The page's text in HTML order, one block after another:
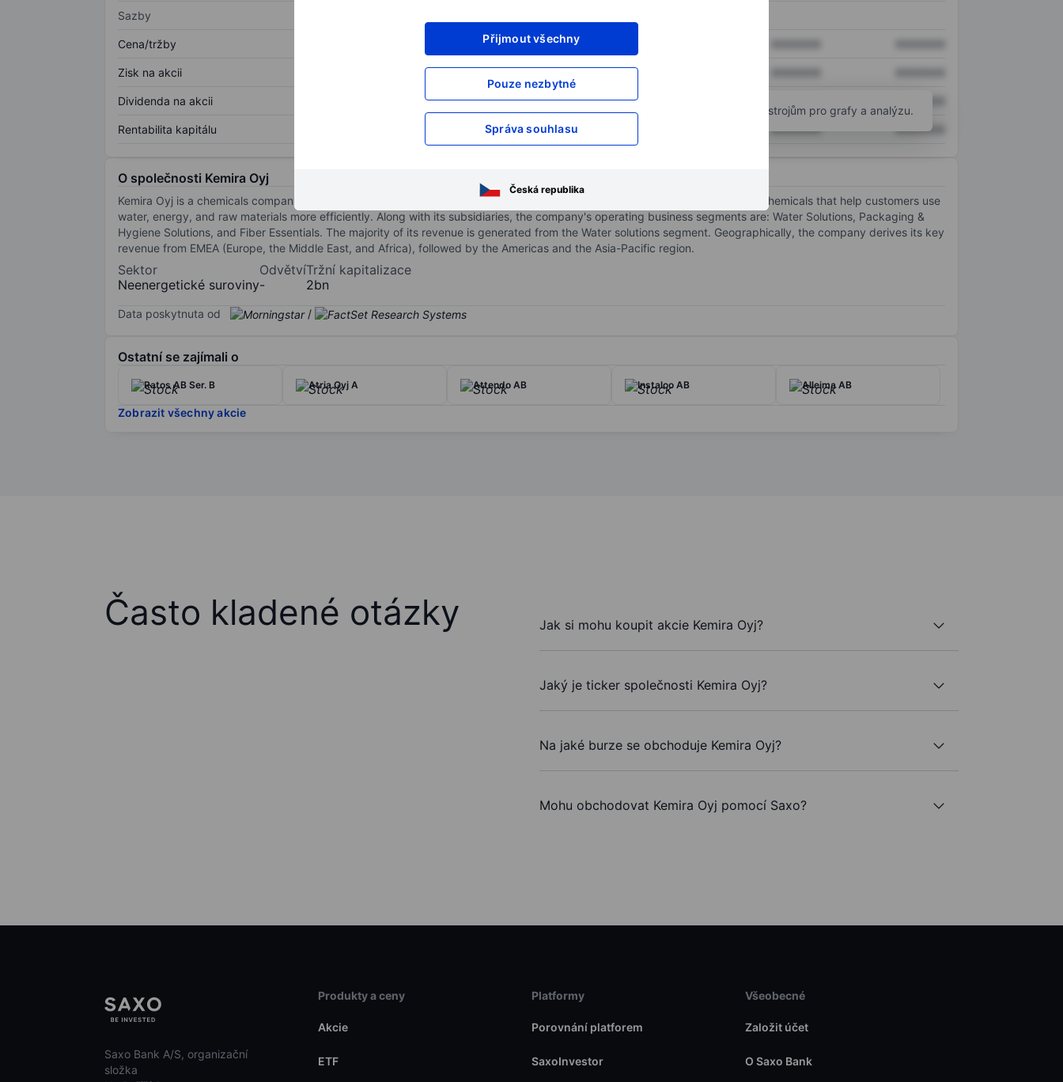
Přijmout všechny
Pouze nezbytné
Správa souhlasu
Česká republika
Sazby
Cena/tržby XXXXXXX
Zisk na akcii XXXXXXX
Dividenda na akcii XXXXXXX
Rentabilita kapitálu XXXXXXX XXXXXXX XXXXXXX
Otevřete si účeta získejte přístup k pokročilým nástrojům pro grafy a analýzu.
O společnosti Kemira Oyj
Kemira Oyj is a chemicals company serving customers in water-intensive industries. It provides expertise in applications and chemicals that help customers use
water, energy, and raw materials more efficiently. Along with its subsidiaries, the company's operating business segments are: Water Solutions, Packaging &
Hygiene Solutions, and Fiber Essentials. The majority of its revenue is generated from the Water solutions segment. Geographically, the company derives its key
revenue from EMEA (Europe, the Middle East, and Africa), followed by the Americas and the Asia-Pacific region.
Sektor
Neenergetické suroviny
Odvětví
-
Tržní kapitalizace
2bn
Data poskytnuta od /
Ostatní se zajímali o
Ratos AB Ser. B Atria Oyj A Attendo AB Instalco AB Alleima AB
Zobrazit všechny akcie
Často kladené otázky Jak si mohu koupit akcie Kemira Oyj?
Jaký je ticker společnosti Kemira Oyj?
Na jaké burze se obchoduje Kemira Oyj?
Mohu obchodovat Kemira Oyj pomocí Saxo?
Saxo Bank A/S, organizační
složka
Produkty a ceny
Akcie
ETF
Platformy
Porovnání platforem
SaxoInvestor
Všeobecné
Založit účet
O Saxo Bank